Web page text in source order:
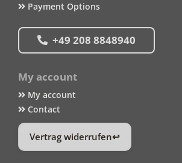
Payment Options
+49 208 8848940
My account
My account
Contact
Vertrag widerrufen